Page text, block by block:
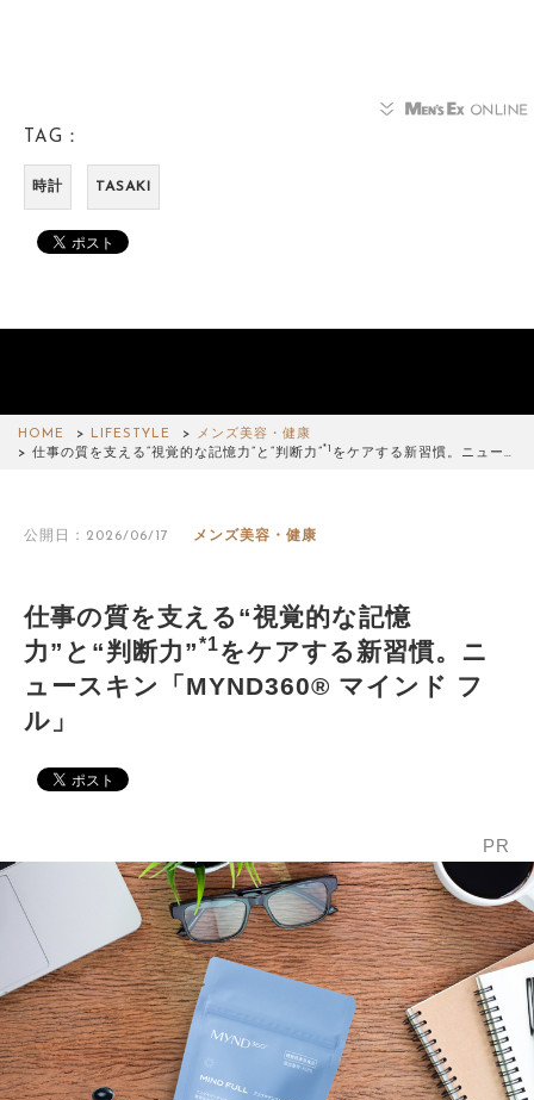
TAG：
時計 TASAKI
HOME LIFESTYLE
メンズ美容・健康
仕事の質を支える“視覚的な記憶力”と“判断力”*1 をケアする新習慣。ニュー…
公開日：2026/06/17 メンズ美容・健康
仕事の質を支える“視覚的な記憶
力”と“判断力”*1をケアする新習慣。ニ
ュースキン「MYND360® マインド フ
ル」
PR